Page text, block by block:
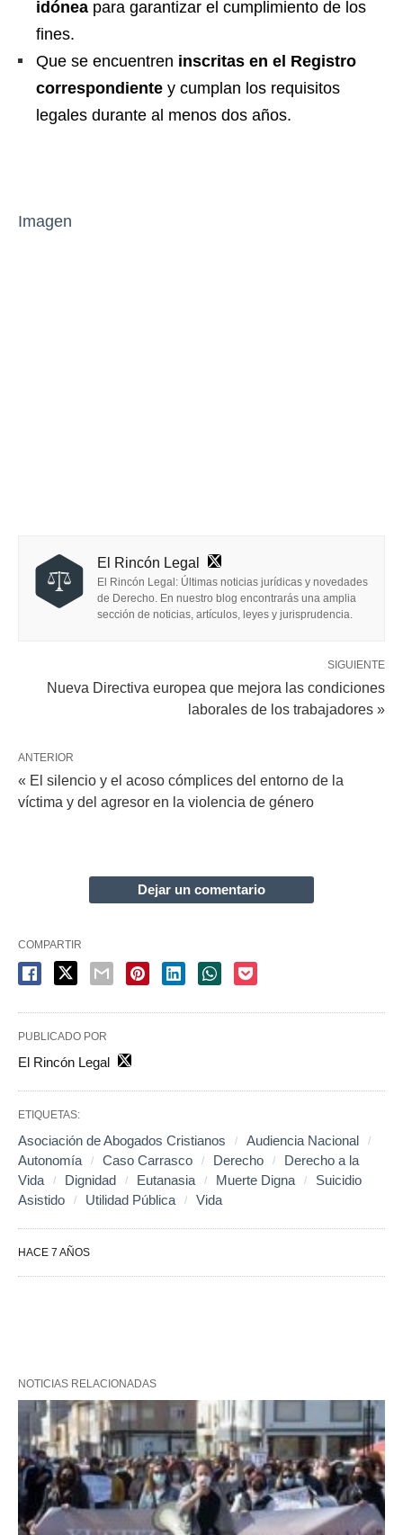
idónea para garantizar el cumplimiento de los
fines.
Que se encuentren inscritas en el Registro
correspondiente y cumplan los requisitos
legales durante al menos dos años.
Imagen
El Rincón Legal
El Rincón Legal: Últimas noticias jurídicas y novedades
de Derecho. En nuestro blog encontrarás una amplia
sección de noticias, artículos, leyes y jurisprudencia.
SIGUIENTE
Nueva Directiva europea que mejora las condiciones
laborales de los trabajadores »
ANTERIOR
« El silencio y el acoso cómplices del entorno de la
víctima y del agresor en la violencia de género
Dejar un comentario
COMPARTIR
PUBLICADO POR
El Rincón Legal
ETIQUETAS:
Asociación de Abogados Cristianos
Audiencia Nacional
Autonomía
Caso Carrasco Derecho
Derecho a la
Vida
Dignidad Eutanasia Muerte Digna
Suicidio
Asistido
Utilidad Pública Vida
HACE 7 AÑOS
NOTICIAS RELACIONADAS